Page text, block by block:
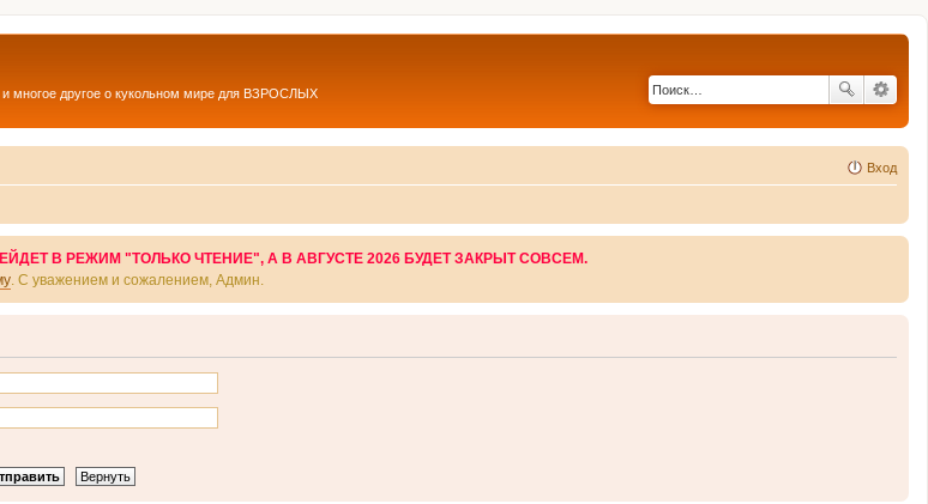
и многое другое о кукольном мире для ВЗРОСЛЫХ
Вход
В РЕЖИМ "ТОЛЬКО ЧТЕНИЕ", А В АВГУСТЕ 2026 БУДЕТ ЗАКРЫТ СОВСЕМ.
. С уважением и сожалением, Админ.